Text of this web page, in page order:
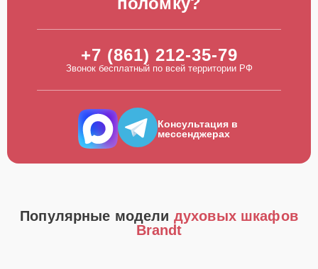
+7 (861) 212-35-79
Звонок бесплатный по всей территории РФ
Консультация в
мессенджерах
Популярные модели духовых шкафов
Brandt